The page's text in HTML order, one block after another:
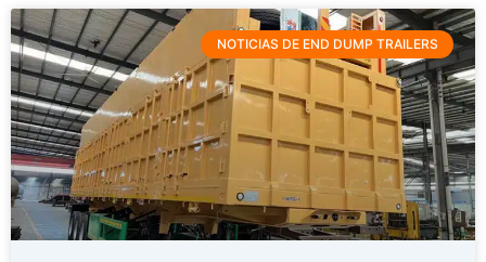
NOTICIAS DE END DUMP TRAILERS